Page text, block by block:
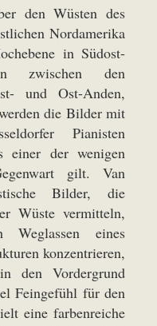
den Wüsten des
Nordamerika
in Südost-
zwischen den
und Ost-Anden,
die Bilder mit
Pianisten
einer der wenigen
gilt. Van
Bilder, die
Wüste vermitteln,
eines
konzentrieren,
den Vordergrund
Feingefühl für den
eine farbenreiche